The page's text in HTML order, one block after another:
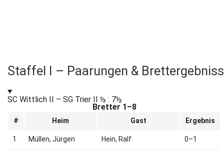
Staffel I – Paarungen &
SC Wittlich II – SG Trier II ½ : 7½
Bretter 1–8
# Heim Gast Ergebnis
1 Müllen, Jürgen Hein, Ralf 0–1